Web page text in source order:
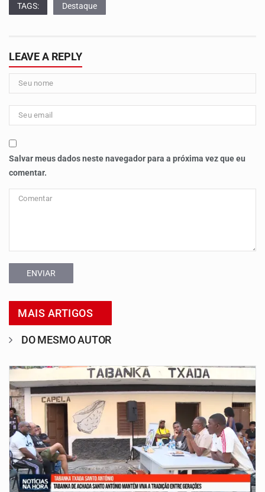
TAGS: Destaque
LEAVE A REPLY
Salvar meus dados neste navegador para a próxima vez que eu
comentar.
ENVIAR
MAIS ARTIGOS
DO MESMO AUTOR